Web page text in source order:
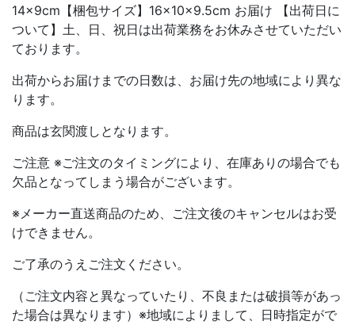
14×9cm【梱包サイズ】16×10×9.5cm お届け 【出荷日に
ついて】土、日、祝日は出荷業務をお休みさせていただい
ております。
出荷からお届けまでの日数は、お届け先の地域により異な
ります。
商品は玄関渡しとなります。
ご注意 ※ご注文のタイミングにより、在庫ありの場合でも
欠品となってしまう場合がございます。
※メーカー直送商品のため、ご注文後のキャンセルはお受
けできません。
ご了承のうえご注文ください。
（ご注文内容と異なっていたり、不良または破損等があっ
た場合は異なります）※地域によりまして、日時指定がで